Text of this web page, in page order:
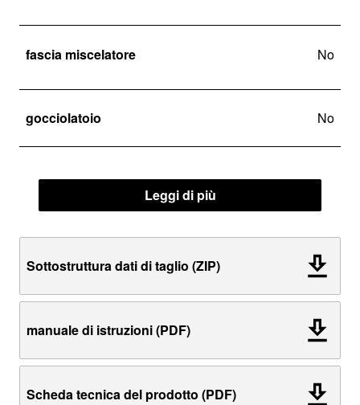
fascia miscelatore No
gocciolatoio No
Leggi di più
Sottostruttura dati di taglio (ZIP)
manuale di istruzioni (PDF)
Scheda tecnica del prodotto (PDF)